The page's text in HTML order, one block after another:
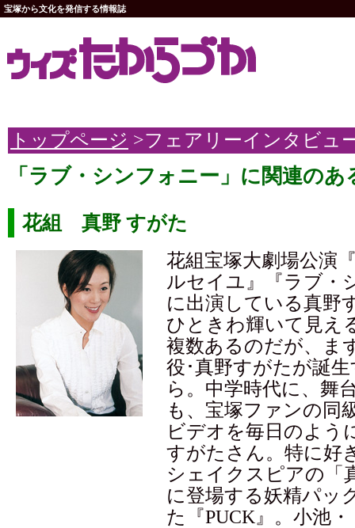
宝塚から文化を発信する情報誌
トップページ >フェアリーインタビュ
「ラブ・シンフォニー」に関連のあ
花組 真野 すがた
花組宝塚大劇場公演
ルセイユ』『ラブ・
に出演している真野
ひときわ輝いて見え
複数あるのだが、ま
役･真野すがたが誕
ら。中学時代に、舞
も、宝塚ファンの同
ビデオを毎日のよう
すがたさん。特に好
シェイクスピアの「
に登場する妖精パッ
た『PUCK』。小池